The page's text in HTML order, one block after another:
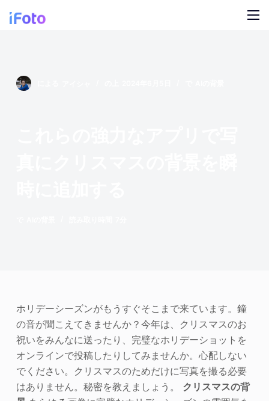
コ
ツ
に
AI ファッションモデル
画像の著作権
ブログ
ホリデーシーズンがもうすぐそこまで来ています。鐘
の音が聞こえてきませんか？今年は、クリスマスのお
祝いをみんなに送ったり、完璧なホリデーショットを
オンラインで投稿したりしてみませんか。心配しない
でください。クリスマスのためだけに写真を撮る必要
はありません。秘密を教えましょう。 クリスマスの背